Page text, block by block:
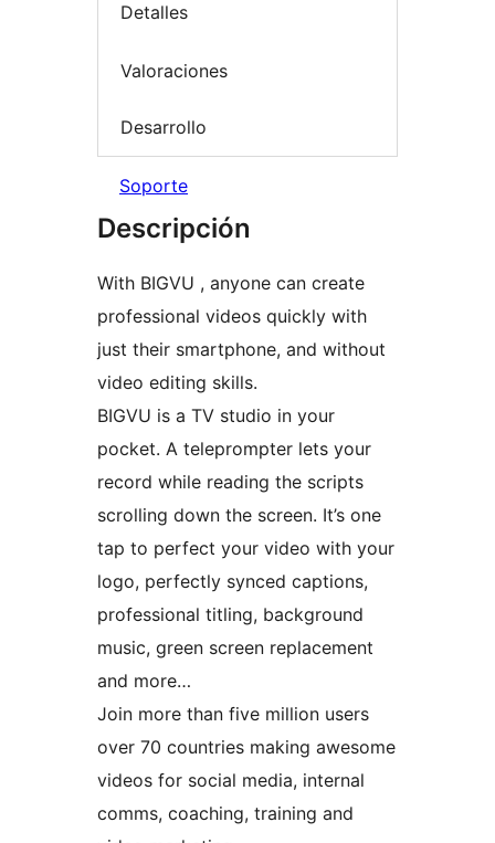
Detalles
Valoraciones
Desarrollo
Soporte
Descripción
With BIGVU , anyone can create
professional videos quickly with
just their smartphone, and without
video editing skills.
BIGVU is a TV studio in your
pocket. A teleprompter lets your
record while reading the scripts
scrolling down the screen. It’s one
tap to perfect your video with your
logo, perfectly synced captions,
professional titling, background
music, green screen replacement
and more…
Join more than five million users
over 70 countries making awesome
videos for social media, internal
comms, coaching, training and